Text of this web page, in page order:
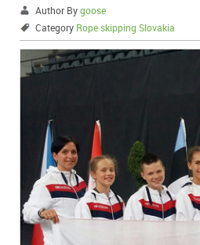
Author Bygoose
Category Rope skipping Slovakia